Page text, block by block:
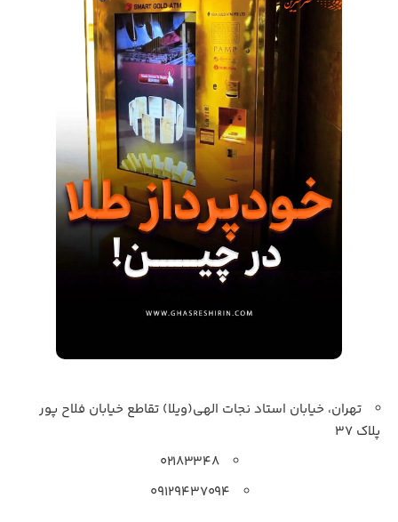
تهران، خیابان استاد نجات الهی(ویلا) تقاطع خیابان فلاح پور
پلاک 37
۰۲۱۸۳۳۴۸
۰۹۱۲۹۴۳۷۰۹۴